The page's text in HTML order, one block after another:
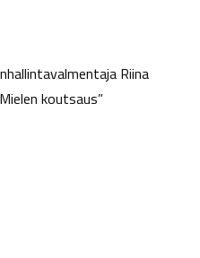
Riina
koutsaus”